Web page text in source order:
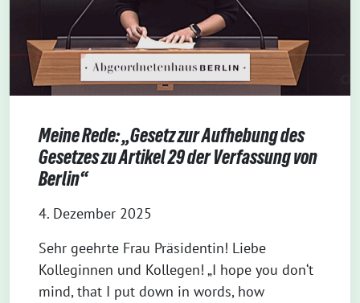
Meine Rede: „Gesetz zur Aufhebung des
Gesetzes zu Artikel 29 der Verfassung von
Berlin“
4. Dezember 2025
Sehr geehrte Frau Präsidentin! Liebe
Kolleginnen und Kollegen! „I hope you don‘t
mind, that I put down in words, how